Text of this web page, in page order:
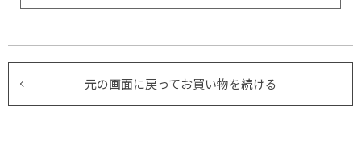
元の画面に戻ってお買い物を続ける